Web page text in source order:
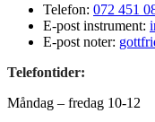
Telefon: 072 451
E-post instrument:
E-post noter:
Telefontider:
Måndag – fredag 10-12